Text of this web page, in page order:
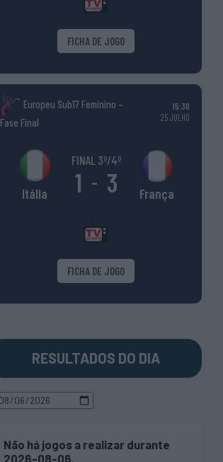
FICHA DE JOGO
Europeu Sub17 Feminino –
Fase Final
15:30
25 JULHO
Itália
FINAL 3º/4º
1 - 3 França
FICHA DE JOGO
RESULTADOS DO DIA
Não há jogos a realizar durante
2026-08-06.